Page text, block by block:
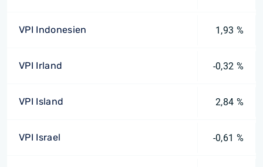
VPI Indonesien 1,93 %
VPI Irland -0,32 %
VPI Island 2,84 %
VPI Israel -0,61 %